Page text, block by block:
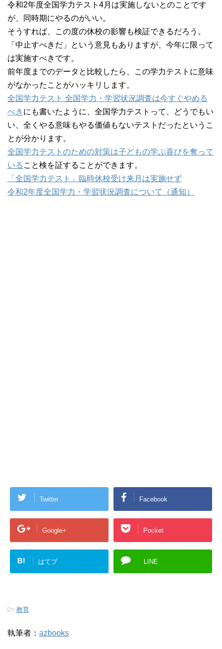
令和2年度全国学力テスト4月は実施しないとのことです
が、同時期にやるのがいい。
そうすれば、この度の休校の影響も検証できるだろう。
「中止すべきだ」という意見もありますが、今年に限って
は実施すべきです。
前年度までのデータと比較したら、この学力テストに意味
がなかったことがハッキリします。
全国学力テスト 全国学力・学習状況調査は今すぐやめる
べき にも書いたように、全国学力テストって、どうでもい
い、全くやる意味もやる価値もないテストだったというこ
とが分かります。
全国学力テストのための対策は子どもの学ぶ喜びを奪って
いる こと検を証することができます。
「全国学力テスト」臨時休校受け来月は実施せず
令和2年度全国学力・学習状況調査について（通知）
Twitter Facebook
Google+ Pocket
B! はてブ LINE
-教育
執筆者： azbooks